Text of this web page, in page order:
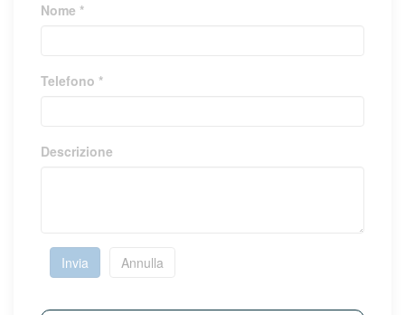
Nome *
Telefono *
Descrizione
Invia Annulla